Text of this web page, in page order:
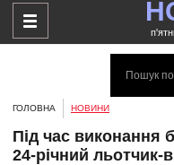
ГОЛОВНА НОВИНИ
Під час виконання
24-річний льотчик-